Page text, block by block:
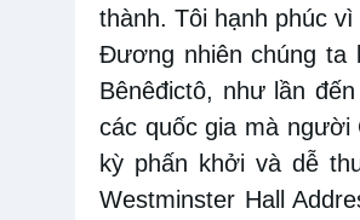
thành. Tôi hạnh phúc
Đương nhiên chúng ta
Bênêđictô, như lần
các quốc gia mà người
kỳ phấn khởi và dễ
Westminster Hall